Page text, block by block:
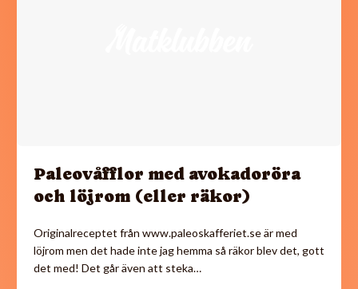
Paleovåfflor med avokadoröra
och löjrom (eller räkor)
Originalreceptet från www.paleoskafferiet.se är med
löjrom men det hade inte jag hemma så räkor blev det, gott
det med! Det går även att steka…